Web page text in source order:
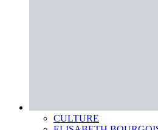
CULTURE